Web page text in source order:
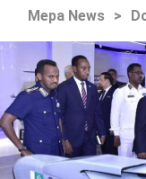
Mepa News >